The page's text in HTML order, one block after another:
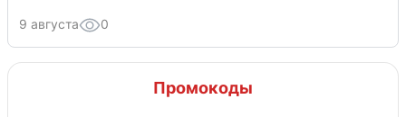
9 августа 0
Промокоды